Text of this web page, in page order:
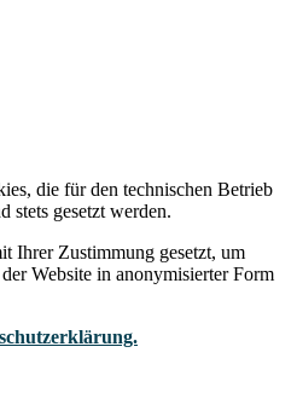
die für den technischen Betrieb
stets gesetzt werden.
Ihrer Zustimmung gesetzt, um
Website in anonymisierter Form